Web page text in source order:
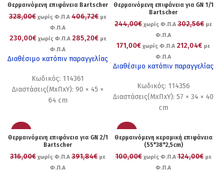
Θερμαινόμενη επιφάνεια Bartscher
328,00€ χωρίς Φ.Π.Α 406,72€ με
Φ.Π.Α
230,00€ χωρίς Φ.Π.Α 285,20€ με
Φ.Π.Α
Διαθέσιμο κατόπιν παραγγελίας
Κωδικός: 114361
Διαστάσεις(ΜxΠxΥ): 90 × 45 ×
64 cm
Θερμαινόμενη επιφάνεια για GN 1/1
Bartscher
244,00€ χωρίς Φ.Π.Α 302,56€ με
Φ.Π.Α
171,00€ χωρίς Φ.Π.Α 212,04€ με
Φ.Π.Α
Διαθέσιμο κατόπιν παραγγελίας
Κωδικός: 114356
Διαστάσεις(ΜxΠxΥ): 57 × 34 × 40
cm
Θερμαινόμενη επιφάνεια για GN 2/1
Bartscher
316,00€ χωρίς Φ.Π.Α 391,84€ με
Φ.Π.Α
Θερμαινόμενη κεραμική επιφάνεια
(55*38*2,5cm)
100,00€χωρίς Φ.Π.Α124,00€με
Φ.Π.Α